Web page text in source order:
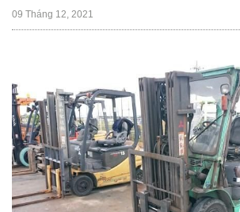
09 Tháng 12, 2021